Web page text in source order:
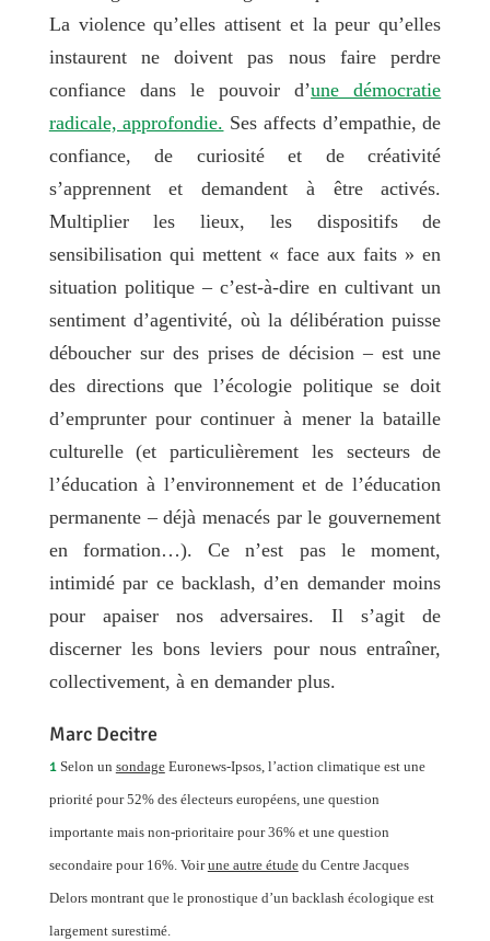
La violence qu’elles attisent et la peur qu’elles
instaurent ne doivent pas nous faire perdre
confiance dans le pouvoir d’une démocratie
radicale, approfondie. Ses affects d’empathie, de
confiance, de curiosité et de créativité
s’apprennent et demandent à être activés.
Multiplier les lieux, les dispositifs de
sensibilisation qui mettent « face aux faits » en
situation politique – c’est-à-dire en cultivant un
sentiment d’agentivité, où la délibération puisse
déboucher sur des prises de décision – est une
des directions que l’écologie politique se doit
d’emprunter pour continuer à mener la bataille
culturelle (et particulièrement les secteurs de
l’éducation à l’environnement et de l’éducation
permanente – déjà menacés par le gouvernement
en formation…).Ce n’est pas le moment,
intimidé par ce backlash, d’en demander moins
pour apaiser nos adversaires. Il s’agit de
discerner les bons leviers pour nous entraîner,
collectivement, à en demander plus.
Marc Decitre
1Selon un sondage Euronews-Ipsos, l’action climatique est une
priorité pour 52% des électeurs européens, une question
importante mais non-prioritaire pour 36% et une question
secondaire pour 16%. Voirune autre étudedu Centre Jacques
Delors montrant que le pronostique d’un backlash écologique est
largement surestimé.